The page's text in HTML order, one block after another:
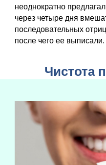
неоднократно
через четыре дня
последовательных
после чего ее выписали.
Чистота